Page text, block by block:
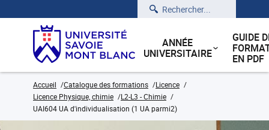
Rechercher
ANNÉE
UNIVERSITAIRE
GUIDE
EN PDF
Accueil Catalogue des formations
Licence
Licence Physique, chimie
L2-L3 - Chimie
UAI604 UA d'individualisation (1 UA parmi2)